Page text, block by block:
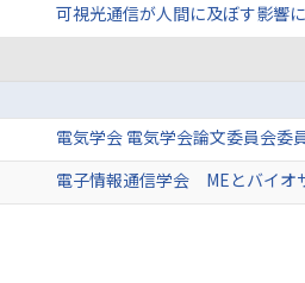
可視光通信が人間に及ぼす影響
電気学会 電気学会論文委員会委員
電子情報通信学会 MEとバイオ